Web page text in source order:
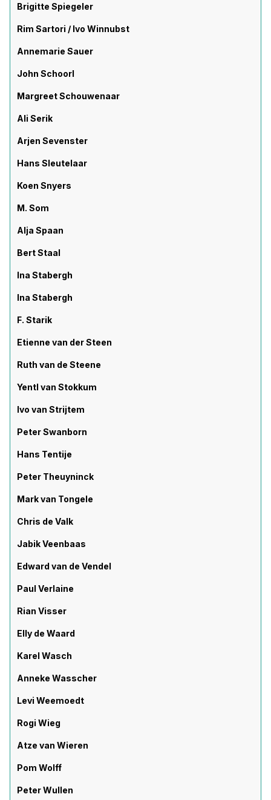
Brigitte Spiegeler
Rim Sartori / Ivo Winnubst
Annemarie Sauer
John Schoorl
Margreet Schouwenaar
Ali Serik
Arjen Sevenster
Hans Sleutelaar
Koen Snyers
M. Som
Alja Spaan
Bert Staal
Ina Stabergh
Ina Stabergh
F. Starik
Etienne van der Steen
Ruth van de Steene
Yentl van Stokkum
Ivo van Strijtem
Peter Swanborn
Hans Tentije
Peter Theuyninck
Mark van Tongele
Chris de Valk
Jabik Veenbaas
Edward van de Vendel
Paul Verlaine
Rian Visser
Elly de Waard
Karel Wasch
Anneke Wasscher
Levi Weemoedt
Rogi Wieg
Atze van Wieren
Pom Wolff
Peter Wullen